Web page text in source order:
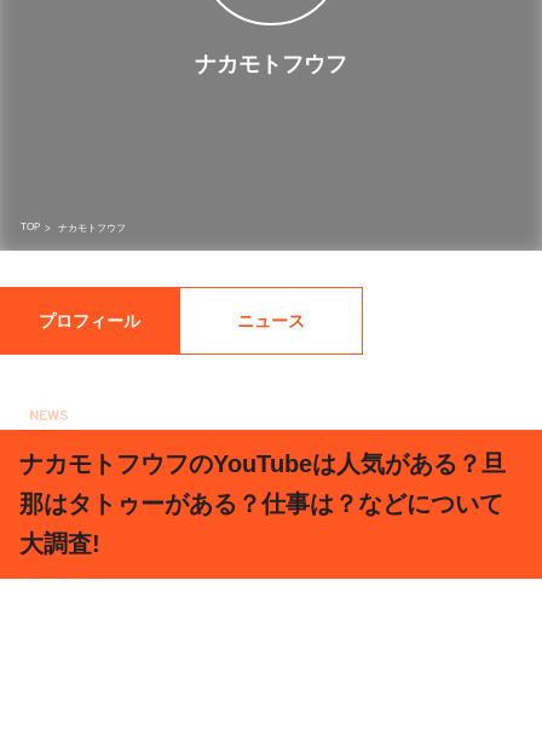
ナカモトフウフ
TOP > ナカモトフウフ
プロフィール ニュース
NEWS
ナカモトフウフのYouTubeは人気がある？旦
那はタトゥーがある？仕事は？などについて
大調査!